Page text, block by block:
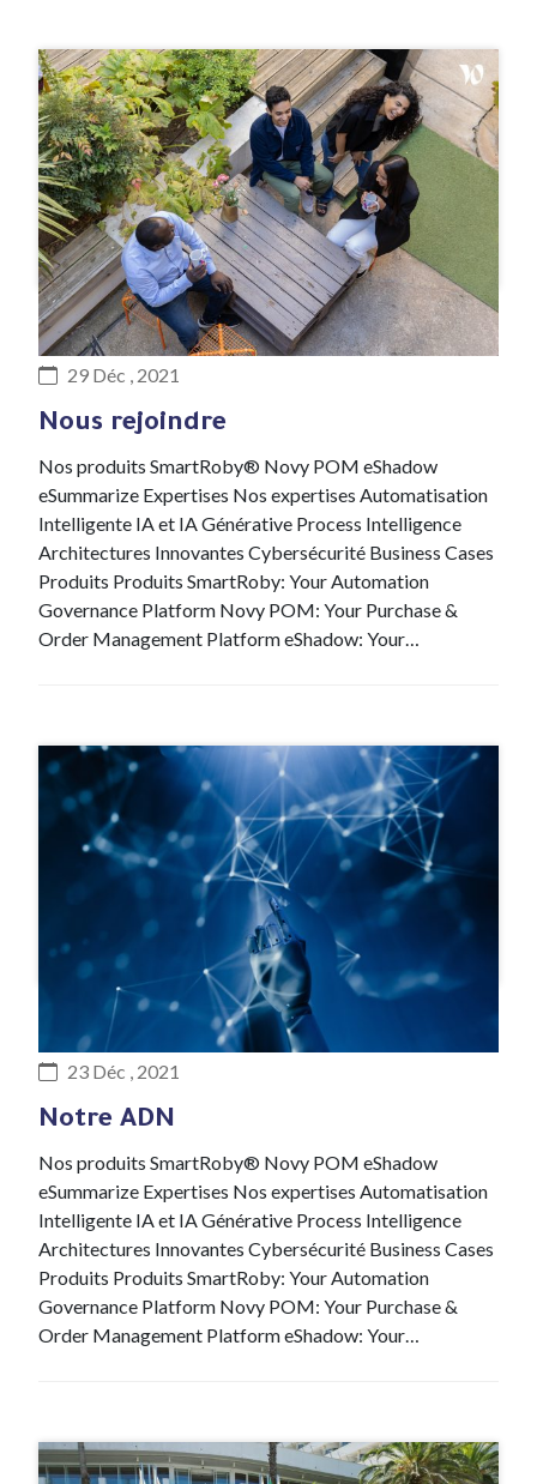
#Recrutement
29 Déc , 2021
Nous rejoindre
Nos produits SmartRoby® Novy POM eShadow
eSummarize Expertises Nos expertises Automatisation
Intelligente IA et IA Générative Process Intelligence
Architectures Innovantes Cybersécurité Business Cases
Produits Produits SmartRoby: Your Automation
Governance Platform Novy POM: Your Purchase &
Order Management Platform eShadow: Your…
23 Déc , 2021
Notre ADN
Nos produits SmartRoby® Novy POM eShadow
eSummarize Expertises Nos expertises Automatisation
Intelligente IA et IA Générative Process Intelligence
Architectures Innovantes Cybersécurité Business Cases
Produits Produits SmartRoby: Your Automation
Governance Platform Novy POM: Your Purchase &
Order Management Platform eShadow: Your…